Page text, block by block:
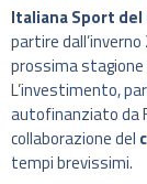
Italiana Sport del
partire
prossima
L’investimento,
autofinanziato da
collaborazione del
tempi brevissimi.